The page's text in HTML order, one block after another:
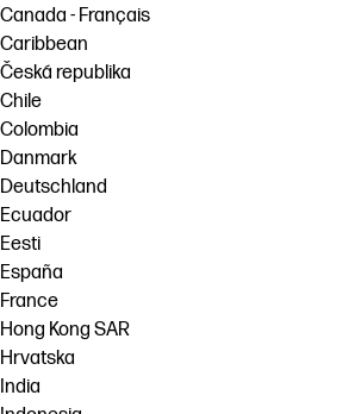
Canada - Français
Caribbean
Česká republika
Chile
Colombia
Danmark
Deutschland
Ecuador
Eesti
España
France
Hong Kong SAR
Hrvatska
India